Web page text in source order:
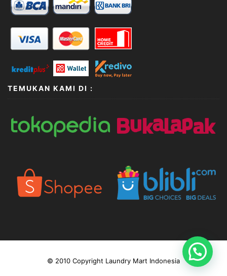
TEMUKAN KAMI DI :
© 2010 Copyright Laundry Mart Indonesia